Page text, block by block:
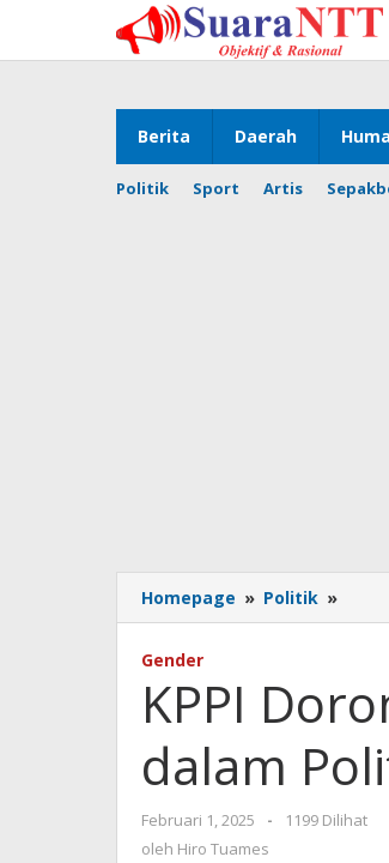
konten
Berita Daerah
Politik Sport Artis
Homepage » Politik »
Politik
NTT
Gender
KPPI
dalam
Februari 1, 2025
oleh
-
1199 Dilihat
oleh Hiro Tuames